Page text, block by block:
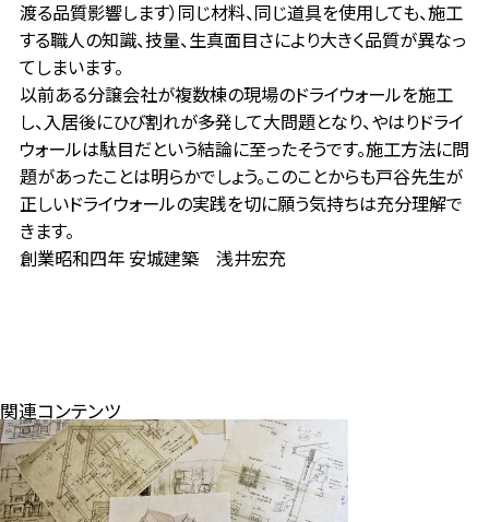
渡る品質影響します）同じ材料、同じ道具を使用しても、施工
する職人の知識、技量、生真面目さにより大きく品質が異なっ
てしまいます。
以前ある分譲会社が複数棟の現場のドライウォールを施工
し、入居後にひび割れが多発して大問題となり、やはりドライ
ウォールは駄目だという結論に至ったそうです。施工方法に問
題があったことは明らかでしょう。このことからも戸谷先生が
正しいドライウォールの実践を切に願う気持ちは充分理解で
きます。
創業昭和四年 安城建築 浅井宏充
関連コンテンツ